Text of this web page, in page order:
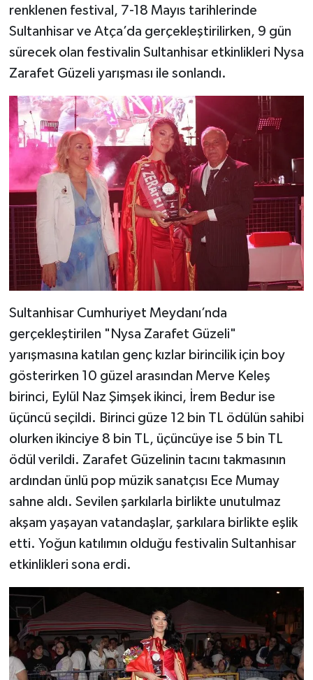
renklenen festival, 7-18 Mayıs tarihlerinde
Sultanhisar ve Atça’da gerçekleştirilirken, 9 gün
sürecek olan festivalin Sultanhisar etkinlikleri Nysa
Zarafet Güzeli yarışması ile sonlandı.
Sultanhisar Cumhuriyet Meydanı’nda
gerçekleştirilen "Nysa Zarafet Güzeli"
yarışmasına katılan genç kızlar birincilik için boy
gösterirken 10 güzel arasından Merve Keleş
birinci, Eylül Naz Şimşek ikinci, İrem Bedur ise
üçüncü seçildi. Birinci güze 12 bin TL ödülün sahibi
olurken ikinciye 8 bin TL, üçüncüye ise 5 bin TL
ödül verildi. Zarafet Güzelinin tacını takmasının
ardından ünlü pop müzik sanatçısı Ece Mumay
sahne aldı. Sevilen şarkılarla birlikte unutulmaz
akşam yaşayan vatandaşlar, şarkılara birlikte eşlik
etti. Yoğun katılımın olduğu festivalin Sultanhisar
etkinlikleri sona erdi.